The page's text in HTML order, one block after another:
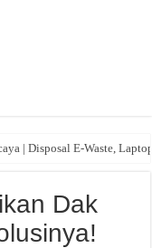
| Disposal E-Waste,
Dak